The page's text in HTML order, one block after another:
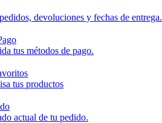
devoluciones y fechas de entrega.
tus métodos de pago.
tus productos
actual de tu pedido.